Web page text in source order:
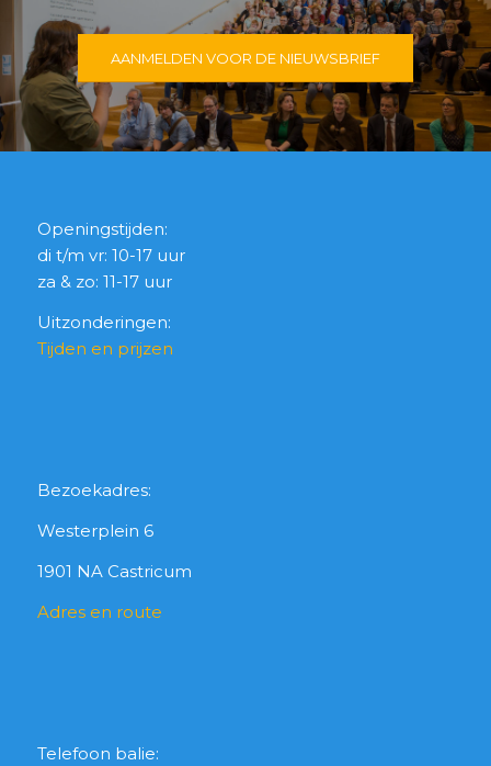
AANMELDEN VOOR DE NIEUWSBRIEF
Openingstijden:
di t/m vr: 10-17 uur
za & zo: 11-17 uur
Uitzonderingen:
Tijden en prijzen
Bezoekadres:
Westerplein 6
1901 NA Castricum
Adres en route
Telefoon balie: